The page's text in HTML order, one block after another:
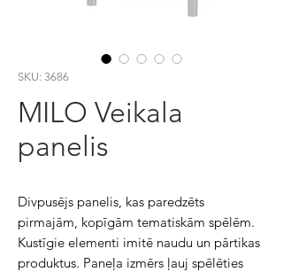
SKU: 3686
MILO Veikala
panelis
Divpusējs panelis, kas paredzēts
pirmajām, kopīgām tematiskām spēlēm.
Kustīgie elementi imitē naudu un pārtikas
produktus. Paneļa izmērs ļauj spēlēties